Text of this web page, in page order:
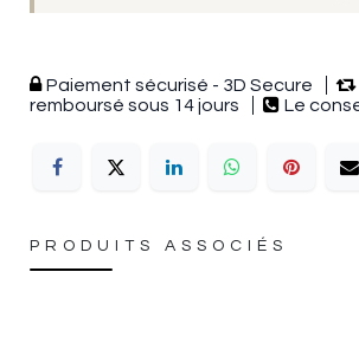
Paiement sécurisé - 3D Secure
remboursé sous 14 jours
Le
PRODUITS ASSOCIÉS